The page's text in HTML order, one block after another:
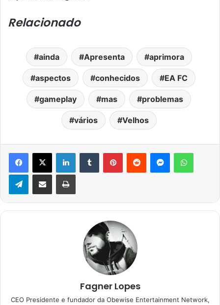
Relacionado
ainda Apresenta aprimora
aspectos conhecidos EA FC
gameplay mas problemas
vários Velhos
Facebook
X LinkedinTumblr PinterestReddit Messenger
TelegramCompartilhar via e-mail Imprimir
Fagner Lopes
CEO Presidente e fundador da Obewise Entertainment Network,